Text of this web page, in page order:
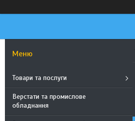
Товари та послуги
Верстати та промислове
обладнання